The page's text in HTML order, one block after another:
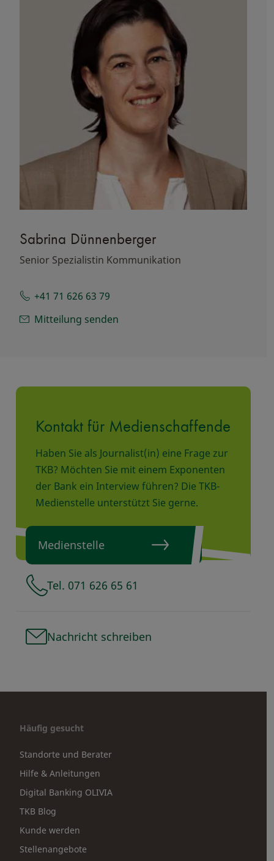
Sabrina Dünnenberger
Senior Spezialistin Kommunikation
+41 71 626 63 79
Mitteilung senden
Kontakt für Medienschaffende
Haben Sie als Journalist(in) eine Frage zur
TKB? Möchten Sie mit einem Exponenten
der Bank ein Interview führen? Die TKB-
Medienstelle unterstützt Sie gerne.
Medienstelle
Tel. 071 626 65 61
Nachricht schreiben
Häufig gesucht
Standorte und Berater
Hilfe & Anleitungen
Digital Banking OLIVIA
TKB Blog
Kunde werden
Stellenangebote